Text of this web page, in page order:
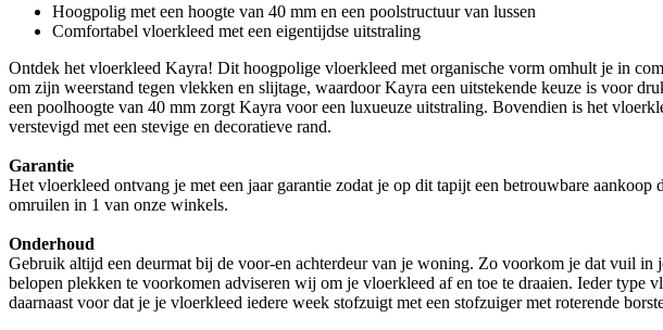
Hoogpolig met een hoogte van 40 mm en een poolstructuur van lussen
Comfortabel vloerkleed met een eigentijdse uitstraling
Ontdek het vloerkleed Kayra! Dit hoogpolige vloerkleed met organische vorm omhult je in
om zijn weerstand tegen vlekken en slijtage, waardoor Kayra een uitstekende keuze is voor
een poolhoogte van 40 mm zorgt Kayra voor een luxueuze uitstraling. Bovendien is het
verstevigd met een stevige en decoratieve rand.
Garantie
Het vloerkleed ontvang je met een jaar garantie zodat je op dit tapijt een betrouwbare
omruilen in 1 van onze winkels.
Onderhoud
Gebruik altijd een deurmat bij de voor-en achterdeur van je woning. Zo voorkom je dat vuil
belopen plekken te voorkomen adviseren wij om je vloerkleed af en toe te draaien. Ieder
daarnaast voor dat je je vloerkleed iedere week stofzuigt met een stofzuiger met roterende